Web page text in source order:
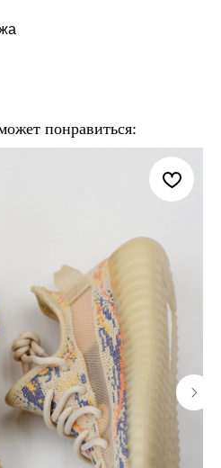
понравиться: